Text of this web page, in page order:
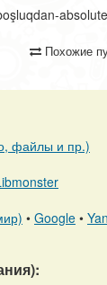
Похожие
файлы и пр.)
• Google •